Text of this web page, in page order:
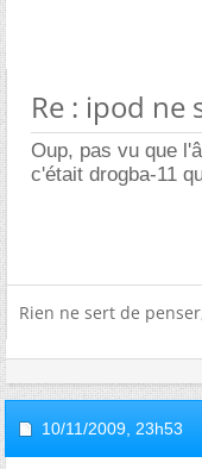
Re : ipod ne
Oup, pas vu que
c'était drogba-11
Rien ne sert de
10/11/2009, 23h53